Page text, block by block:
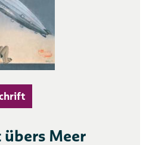
Meer